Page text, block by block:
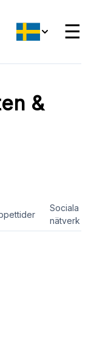
☰
&
Sociala
nätverk